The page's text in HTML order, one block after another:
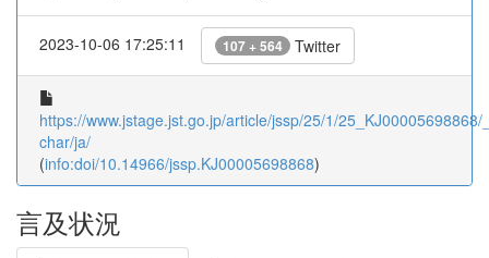
2023-10-06 17:25:11 107 + 564 Twitter
https://www.jstage.jst.go.jp/article/jssp/25/1/25_KJ00005698868/
char/ja/
(info:doi/10.14966/jssp.KJ00005698868)
言及状況